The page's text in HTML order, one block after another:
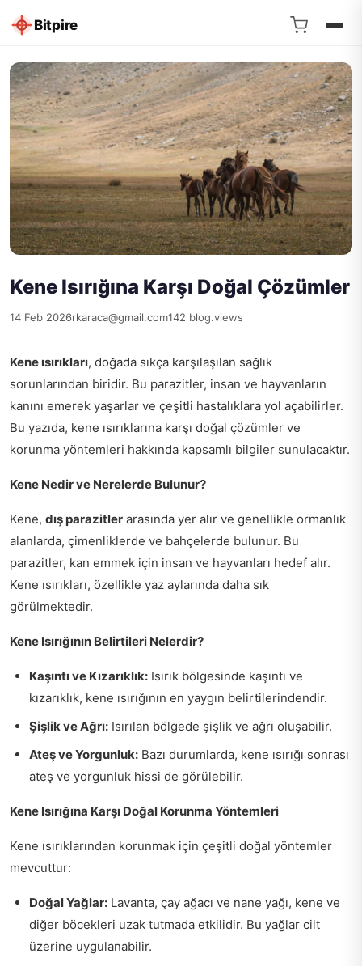
Bitpire
Kene Isırığına Karşı Doğal Çözümler
14 Feb 2026rkaraca@gmail.com142 blog.views
Kene ısırıkları, doğada sıkça karşılaşılan sağlık
sorunlarından biridir. Bu parazitler, insan ve hayvanların
kanını emerek yaşarlar ve çeşitli hastalıklara yol açabilirler.
Bu yazıda, kene ısırıklarına karşı doğal çözümler ve
korunma yöntemleri hakkında kapsamlı bilgiler sunulacaktır.
Kene Nedir ve Nerelerde Bulunur?
Kene, dış parazitler arasında yer alır ve genellikle ormanlık
alanlarda, çimenliklerde ve bahçelerde bulunur. Bu
parazitler, kan emmek için insan ve hayvanları hedef alır.
Kene ısırıkları, özellikle yaz aylarında daha sık
görülmektedir.
Kene Isırığının Belirtileri Nelerdir?
Kaşıntı ve Kızarıklık: Isırık bölgesinde kaşıntı ve
kızarıklık, kene ısırığının en yaygın belirtilerindendir.
Şişlik ve Ağrı: Isırılan bölgede şişlik ve ağrı oluşabilir.
Ateş ve Yorgunluk: Bazı durumlarda, kene ısırığı sonrası
ateş ve yorgunluk hissi de görülebilir.
Kene Isırığına Karşı Doğal Korunma Yöntemleri
Kene ısırıklarından korunmak için çeşitli doğal yöntemler
mevcuttur:
Doğal Yağlar: Lavanta, çay ağacı ve nane yağı, kene ve
diğer böcekleri uzak tutmada etkilidir. Bu yağlar cilt
üzerine uygulanabilir.